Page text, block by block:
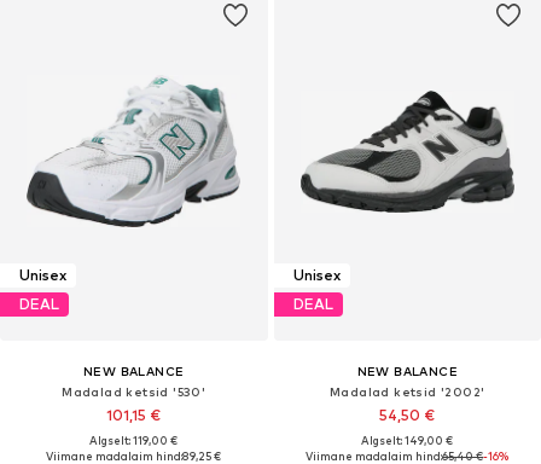
Unisex
DEAL
NEW BALANCE
Madalad ketsid '530'
101,15 €
Algselt: 119,00 €
Viimane madalaim hind:89,25 €
Unisex
DEAL
NEW BALANCE
Madalad ketsid '2002'
54,50 €
Algselt: 149,00 €
Viimane madalaim hind:65,40 €-16%